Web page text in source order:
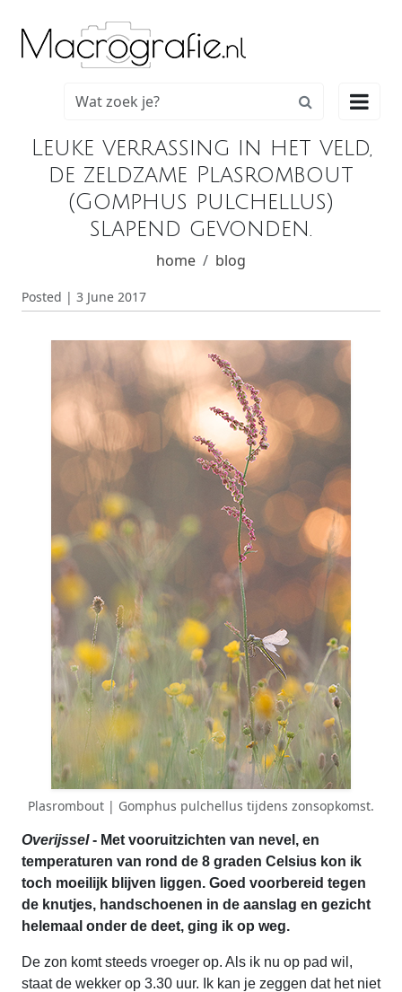

Leuke verrassing in het veld,
de zeldzame Plasrombout
(Gomphus pulchellus)
slapend gevonden.
home blog
Posted | 3 June 2017
Plasrombout | Gomphus pulchellus tijdens zonsopkomst.
Overijssel- Met vooruitzichten van nevel, en
temperaturen van rond de 8 graden Celsius kon ik
toch moeilijk blijven liggen. Goed voorbereid tegen
de knutjes, handschoenen in de aanslag en gezicht
helemaal onder de deet, ging ik op weg.
De zon komt steeds vroeger op. Als ik nu op pad wil,
staat de wekker op 3.30 uur. Ik kan je zeggen dat het niet